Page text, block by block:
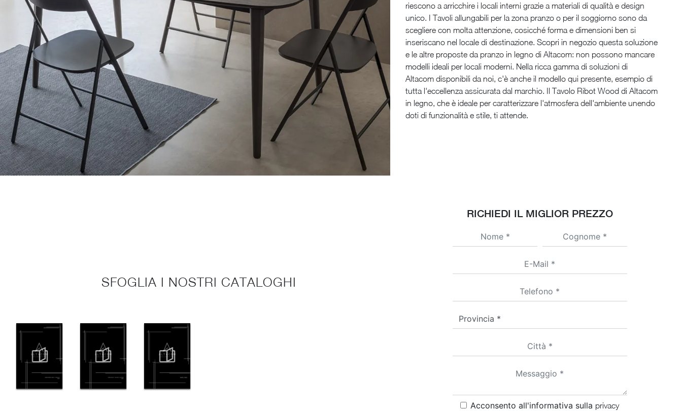
riescono a arricchire i locali interni grazie a materiali di qualità e design
unico. I Tavoli allungabili per la zona pranzo o per il soggiorno sono da
scegliere con molta attenzione, cosicché forma e dimensioni ben si
inseriscano nel locale di destinazione. Scopri in negozio questa soluzione
e le altre proposte da pranzo in legno di Altacom: non possono mancare
modelli ideali per locali moderni. Nella ricca gamma di soluzioni di
Altacom disponibili da noi, c'è anche il modello qui presente, esempio di
tutta l'eccellenza assicurata dal marchio. Il Tavolo Ribot Wood di Altacom
in legno, che è ideale per caratterizzare l'atmosfera dell'ambiente unendo
doti di funzionalità e stile, ti attende.
SFOGLIA I NOSTRI CATALOGHI
RICHIEDI IL MIGLIOR PREZZO
Acconsento all'informativa sulla privacy